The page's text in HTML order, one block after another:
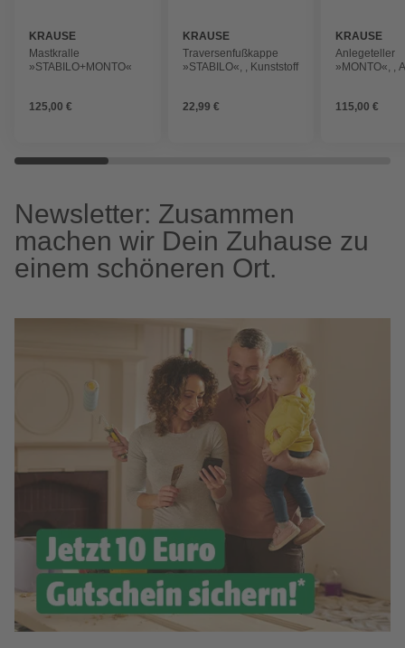
KRAUSE
Mastkralle
»STABILO+MONTO«
125,00 €
KRAUSE
Traversenfußkappe
»STABILO«, , Kunststoff
22,99 €
KRAUSE
Anlegeteller
»MONTO«, ,
115,00 €
Newsletter: Zusammen
machen wir Dein Zuhause zu
einem schöneren Ort.